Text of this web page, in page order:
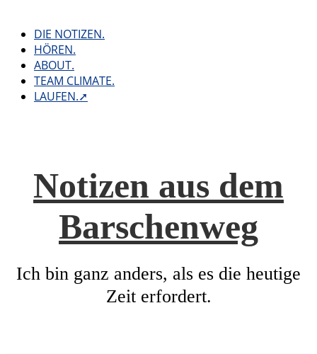
contentDIE NOTIZEN.
HÖREN.
ABOUT.
TEAM CLIMATE.
LAUFEN.➚
Notizen aus dem
Barschenweg
Ich bin ganz anders, als es die heutige
Zeit erfordert.